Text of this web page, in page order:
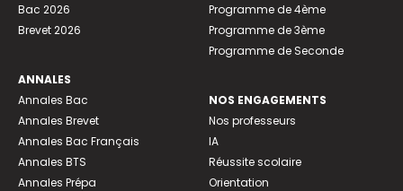
Bac 2026
Brevet 2026
ANNALES
Annales Bac
Annales Brevet
Annales Bac Français
Annales BTS
Annales Prépa
Programme de 4ème
Programme de 3ème
Programme de Seconde
NOS ENGAGEMENTS
Nos professeurs
IA
Réussite scolaire
Orientation